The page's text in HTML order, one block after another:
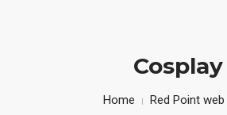
Cosplay
Home
Red Point